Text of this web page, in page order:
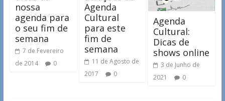
nossa
agenda para
o seu fim de
semana
7 de Fevereiro
de 2014
0
Agenda
Cultural
para este
fim de
semana
11 de Agosto de
2017
0
Agenda
Cultural:
Dicas de
shows online
3 de Junho de
2021
0